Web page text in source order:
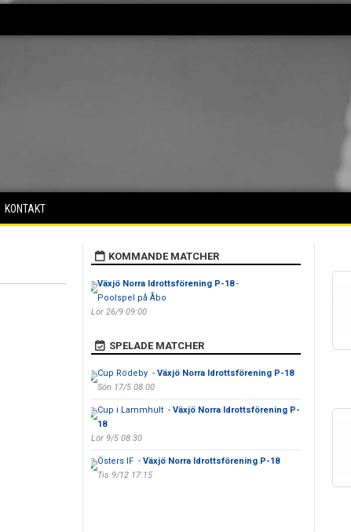
KONTAKT
KOMMANDE MATCHER
Växjö Norra Idrottsförening P-18-
Poolspel på Åbo
Lör 26/9 09:00
SPELADE MATCHER
Cup Rödeby - Växjö Norra Idrottsförening P-18
Sön 17/5 08:00
Cup i Lammhult - Växjö Norra Idrottsförening P-
18
Lör 9/5 08:30
Östers IF - Växjö Norra Idrottsförening P-18
Tis 9/12 17:15